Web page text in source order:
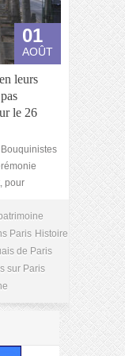
01
AOÛT
leurs
le 26
pour
Paris Histoire
de Paris
sur Paris